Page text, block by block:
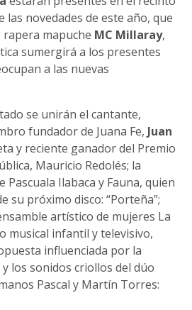
las novedades de este año, que
mapuche MC Millaray,
sumergirá a los presentes
a las nuevas
se unirán el cantante,
fundador de Juana Fe, Juan
y reciente ganador del Premio
Mauricio Redolés; la
Ilabaca y Fauna, quien
su próximo disco: “Porteña”;
artístico de mujeres La
musical infantil y televisivo,
influenciada por la
los sonidos criollos del dúo
Pascal y Martín Torres: